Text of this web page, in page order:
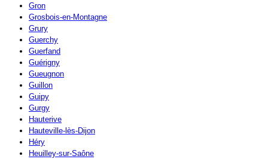
Gron
Grosbois-en-Montagne
Grury
Guerchy
Guerfand
Guérigny
Gueugnon
Guillon
Guipy
Gurgy
Hauterive
Hauteville-lès-Dijon
Héry
Heuilley-sur-Saône